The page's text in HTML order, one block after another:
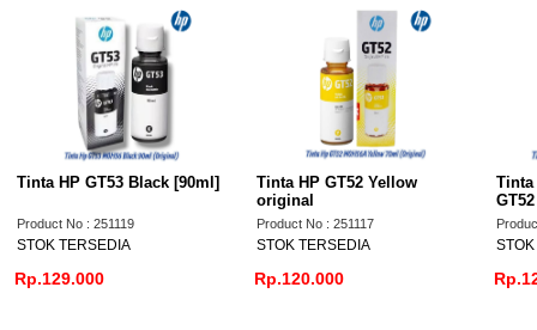
Black [90ml]
Tinta HP GT52 Yellow
Tinta Printer HP
GT52 Cyan